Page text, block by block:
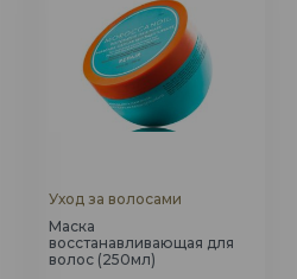
Уход за волосами
Маска
восстанавливающая для
волос (250мл)